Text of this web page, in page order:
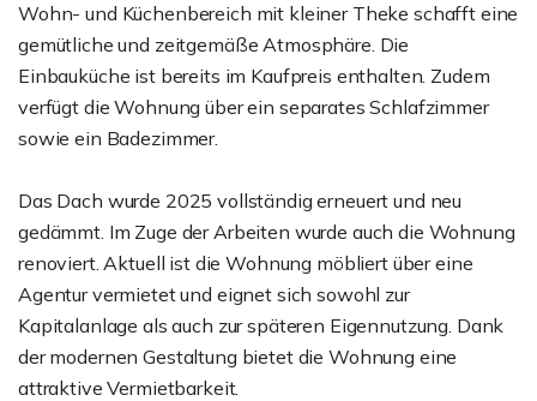
Wohn- und Küchenbereich mit kleiner Theke schafft eine
gemütliche und zeitgemäße Atmosphäre. Die
Einbauküche ist bereits im Kaufpreis enthalten. Zudem
verfügt die Wohnung über ein separates Schlafzimmer
sowie ein Badezimmer.
Das Dach wurde 2025 vollständig erneuert und neu
gedämmt. Im Zuge der Arbeiten wurde auch die Wohnung
renoviert. Aktuell ist die Wohnung möbliert über eine
Agentur vermietet und eignet sich sowohl zur
Kapitalanlage als auch zur späteren Eigennutzung. Dank
der modernen Gestaltung bietet die Wohnung eine
attraktive Vermietbarkeit.